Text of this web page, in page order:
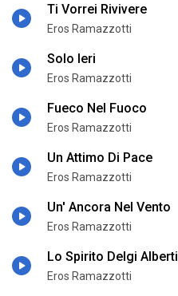
Ti Vorrei Rivivere
Eros Ramazzotti
Solo Ieri
Eros Ramazzotti
Fueco Nel Fuoco
Eros Ramazzotti
Un Attimo Di Pace
Eros Ramazzotti
Un' Ancora Nel Vento
Eros Ramazzotti
Lo Spirito Delgi Alberti
Eros Ramazzotti